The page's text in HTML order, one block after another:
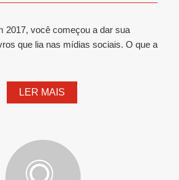
2017, você começou a dar sua
que lia nas mídias sociais. O que a
LER MAIS